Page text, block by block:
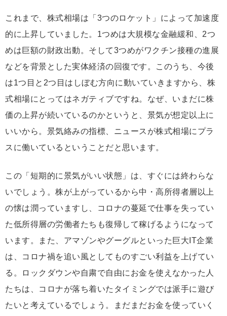
これまで、株式相場は「3つのロケット」によって加速度
的に上昇していました。1つめは大規模な金融緩和、2つ
めは巨額の財政出動。そして3つめがワクチン接種の進展
などを背景とした実体経済の回復です。このうち、今後
は1つ目と2つ目はしぼむ方向に動いていきますから、株
式相場にとってはネガティブですね。なぜ、いまだに株
価の上昇が続いているのかというと、景気が想定以上に
いいから。景気絡みの指標、ニュースが株式相場にプラ
スに働いているということだと思います。
この「短期的に景気がいい状態」は、すぐには終わらな
いでしょう。株が上がっているから中・高所得者層以上
の懐は潤っていますし、コロナの蔓延で仕事を失ってい
た低所得層の労働者たちも復帰して稼げるようになって
います。また、アマゾンやグーグルといった巨大IT企業
は、コロナ禍を追い風としてものすごい利益を上げてい
る。ロックダウンや自粛で自由にお金を使えなかった人
たちは、コロナが落ち着いたタイミングでは派手に遊び
たいと考えているでしょう。まだまだお金を使っていく